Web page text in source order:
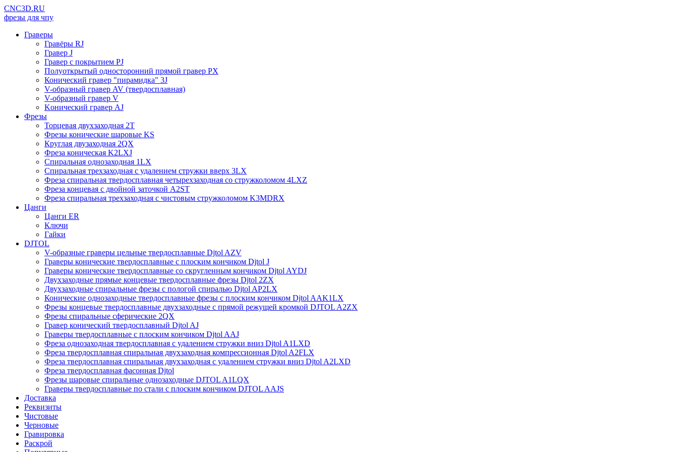
CNC3D.RU
фрезы для чпу
Граверы
Гравёры RJ
Гравер J
Гравер с покрытием PJ
Полуоткрытый односторонний прямой гравер PX
Конический гравер "пирамидка" 3J
V-образный гравер AV (твердосплавная)
V-образный гравер V
Kонический гравер AJ
Фрезы
Торцевая двухзаходная 2T
Фрезы конические шаровые KS
Круглая двузаходная 2QX
Фреза коническая K2LXJ
Спиральная однозаходная 1LX
Спиральная трехзаходная с удалением стружки вверх 3LX
Фреза спиральная твердосплавная четырехзаходная со стружколомом 4LXZ
Фреза концевая с двойной заточкой A2ST
Фреза спиральная трехзаходная с чистовым стружколомом K3MDRX
Цанги
Цанги ER
Ключи
Гайки
DJTOL
V-образные граверы цельные твердосплавные Djtol AZV
Граверы конические твердосплавные с плоским кончиком Djtol J
Граверы конические твердосплавные со скругленным кончиком Djtol AYDJ
Двухзаходные прямые концевые твердосплавные фрезы Djtol 2ZX
Двухзаходные спиральные фрезы с пологой спиралью Djtol AP2LX
Конические однозаходные твердосплавные фрезы с плоским кончиком Djtol AAK1LX
Фрезы концевые твердосплавные двухзаходные с прямой режущей кромкой DJTOL A2ZX
Фрезы спиральные сферические 2QX
Гравер конический твердосплавный Djtol AJ
Граверы твердосплавные с плоским кончиком Djtol AAJ
Фреза однозаходная твердосплавная с удалением стружки вниз Djtol A1LXD
Фреза твердосплавная спиральная двухзаходная компрессионная Djtol A2FLX
Фреза твердосплавная спиральная двухзаходная с удалением стружки вниз Djtol A2LXD
Фреза твердосплавная фасонная Djtol
Фрезы шаровые спиральные однозаходные DJTOL A1LQX
Граверы твердосплавные по стали с плоским кончиком DJTOL AAJS
Доставка
Реквизиты
Чистовые
Черновые
Гравировка
Раскрой